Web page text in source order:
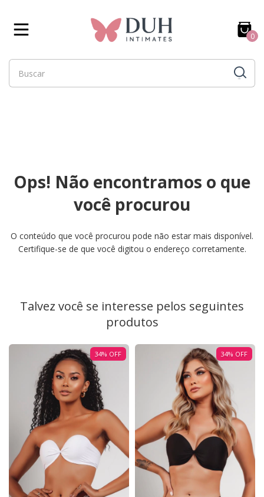
0
Ops! Não encontramos o que
você procurou
O conteúdo que você procurou pode não estar mais disponível.
Certifique-se de que você digitou o endereço corretamente.
Talvez você se interesse pelos seguintes
produtos
34% OFF 34% OFF